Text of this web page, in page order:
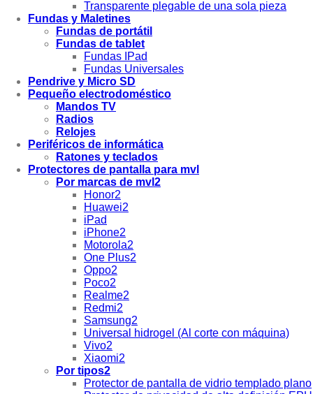
Transparente plegable de una sola pieza
Fundas y Maletines
Fundas de portátil
Fundas de tablet
Fundas IPad
Fundas Universales
Pendrive y Micro SD
Pequeño electrodoméstico
Mandos TV
Radios
Relojes
Periféricos de informática
Ratones y teclados
Protectores de pantalla para mvl
Por marcas de mvl2
Honor2
Huawei2
iPad
iPhone2
Motorola2
One Plus2
Oppo2
Poco2
Realme2
Redmi2
Samsung2
Universal hidrogel (Al corte con máquina)
Vivo2
Xiaomi2
Por tipos2
Protector de pantalla de vidrio templado plano